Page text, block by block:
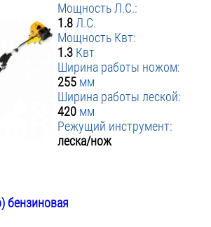
Мощность Л.С.:
1.8 Л.С.
Мощность Квт:
1.3 Квт
Ширина работы ножом:
255 мм
Ширина работы леской:
420 мм
Режущий инструмент:
леска/нож
бензиновая